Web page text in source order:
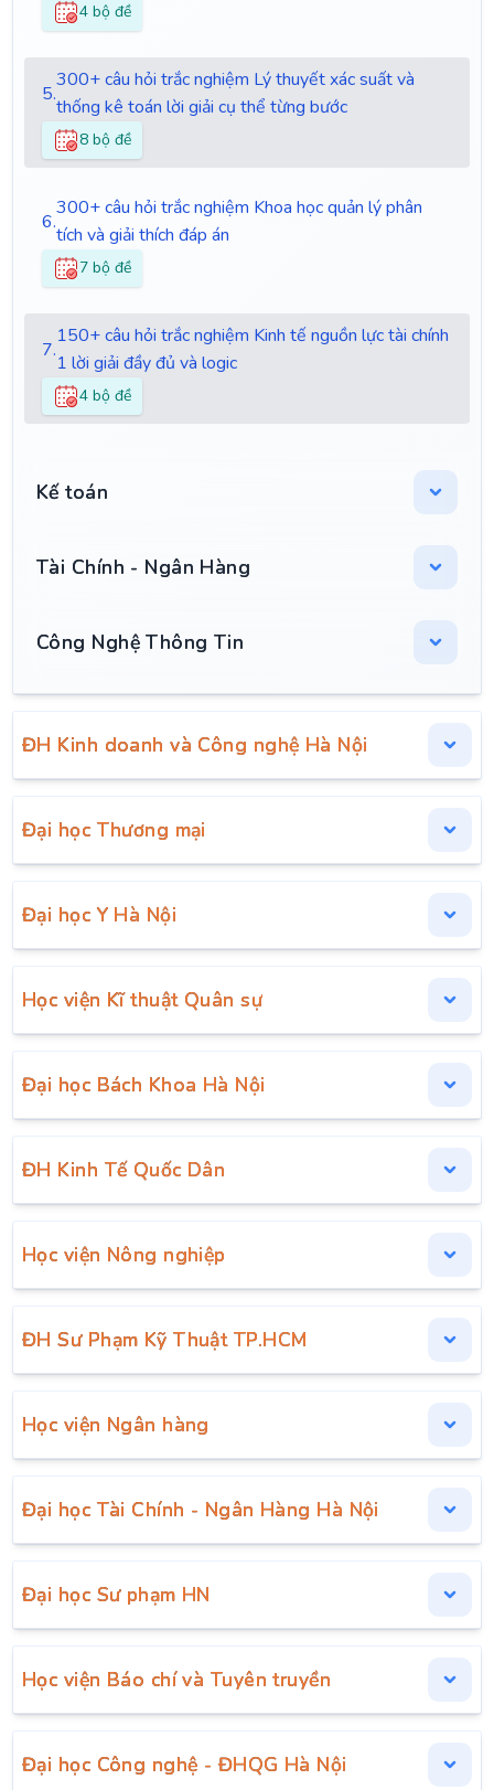
4 bộ đề
5.
300+ câu hỏi trắc nghiệm Lý thuyết xác suất và
thống kê toán lời giải cụ thể từng bước
8 bộ đề
6.
300+ câu hỏi trắc nghiệm Khoa học quản lý phân
tích và giải thích đáp án
7 bộ đề
7.
150+ câu hỏi trắc nghiệm Kinh tế nguồn lực tài chính
1 lời giải đầy đủ và logic
4 bộ đề
Kế toán
Tài Chính - Ngân Hàng
Công Nghệ Thông Tin
ĐH Kinh doanh và Công nghệ Hà Nội
Đại học Thương mại
Đại học Y Hà Nội
Học viện Kĩ thuật Quân sự
Đại học Bách Khoa Hà Nội
ĐH Kinh Tế Quốc Dân
Học viện Nông nghiệp
ĐH Sư Phạm Kỹ Thuật TP.HCM
Học viện Ngân hàng
Đại học Tài Chính - Ngân Hàng Hà Nội
Đại học Sư phạm HN
Học viện Báo chí và Tuyên truyền
Đại học Công nghệ - ĐHQG Hà Nội